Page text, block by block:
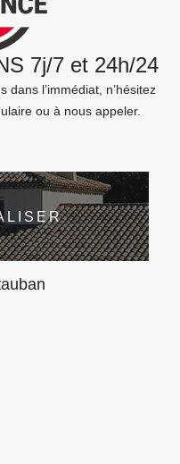
7j/7 et 24h/24
dans l’immédiat, n’hésitez
ou à nous appeler.